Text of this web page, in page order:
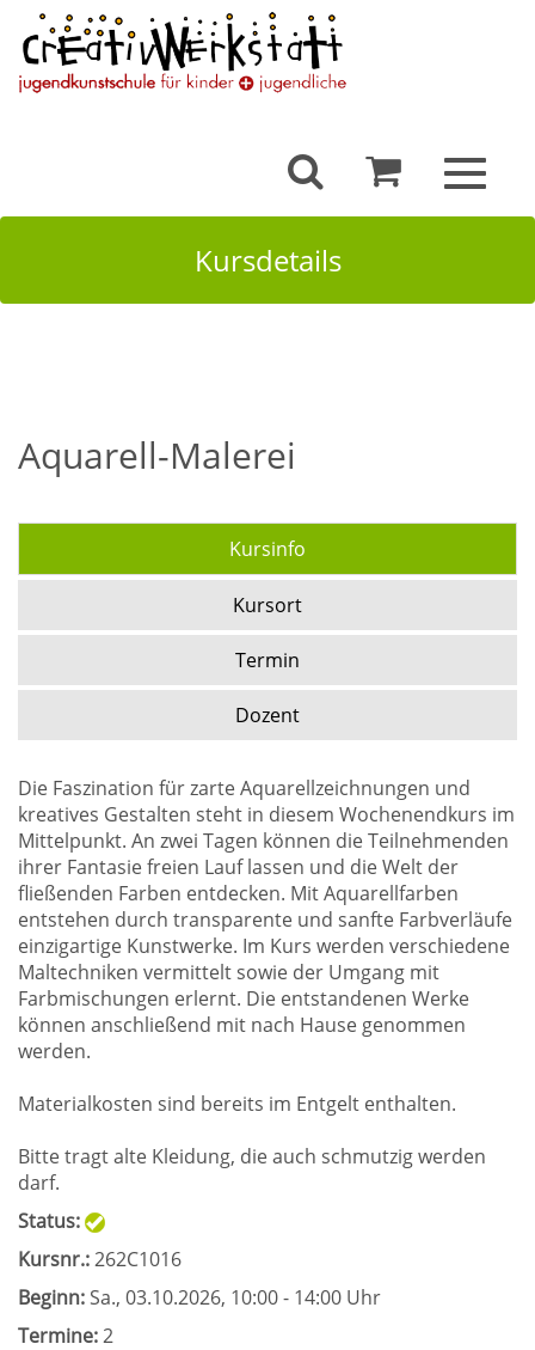
Toggle
Kursdetails
Aquarell-Malerei
Kursinfo
Kursort
Termin
Dozent
Die Faszination für zarte Aquarellzeichnungen und
kreatives Gestalten steht in diesem Wochenendkurs im
Mittelpunkt. An zwei Tagen können die Teilnehmenden
ihrer Fantasie freien Lauf lassen und die Welt der
fließenden Farben entdecken. Mit Aquarellfarben
entstehen durch transparente und sanfte Farbverläufe
einzigartige Kunstwerke. Im Kurs werden verschiedene
Maltechniken vermittelt sowie der Umgang mit
Farbmischungen erlernt. Die entstandenen Werke
können anschließend mit nach Hause genommen
werden.
Materialkosten sind bereits im Entgelt enthalten.
Bitte tragt alte Kleidung, die auch schmutzig werden
darf.
Status:
Kursnr.:262C1016
Beginn:Sa., 03.10.2026, 10:00 - 14:00 Uhr
Termine:2